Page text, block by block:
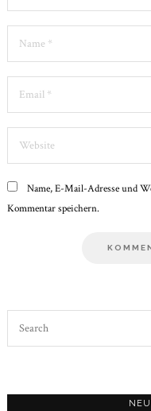
Name, E-Mail-Adresse und
Kommentar speichern.